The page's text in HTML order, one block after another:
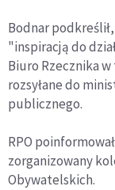
Bodnar
"inspiracją do
Biuro Rzecznika
rozsyłane do
publicznego.
RPO
zorganizowany
Obywatelskich.